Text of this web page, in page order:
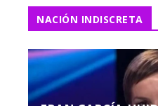
NACIÓN INDISCRETA